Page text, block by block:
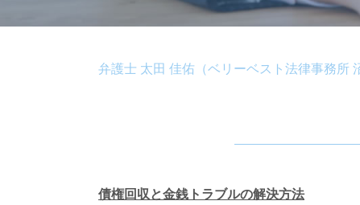
弁護士 太田 佳佑（ベリーベスト法律事務所
債権回収と金銭トラブルの解決方法